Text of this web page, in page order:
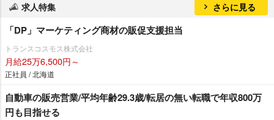
求人特集 さらに見る
「DP」マーケティング商材の販促支援担当
トランスコスモス株式会社
月給25万6,500円～
正社員 / 北海道
自動車の販売営業/平均年齢29.3歳/転居の無い転職で年収800万
円も目指せる